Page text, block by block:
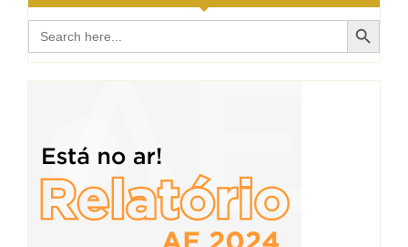
Search
for:
Search Button